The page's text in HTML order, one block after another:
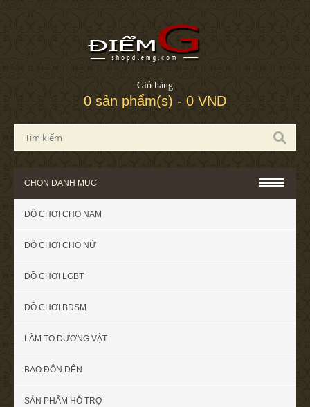
Giỏ hàng
0 sản phẩm(s) - 0 VND
CHỌN DANH MỤC
ĐỒ CHƠI CHO NAM
ĐỒ CHƠI CHO NỮ
ĐỒ CHƠI LGBT
ĐỒ CHƠI BDSM
LÀM TO DƯƠNG VẬT
BAO ĐÔN DÊN
SẢN PHẨM HỖ TRỢ